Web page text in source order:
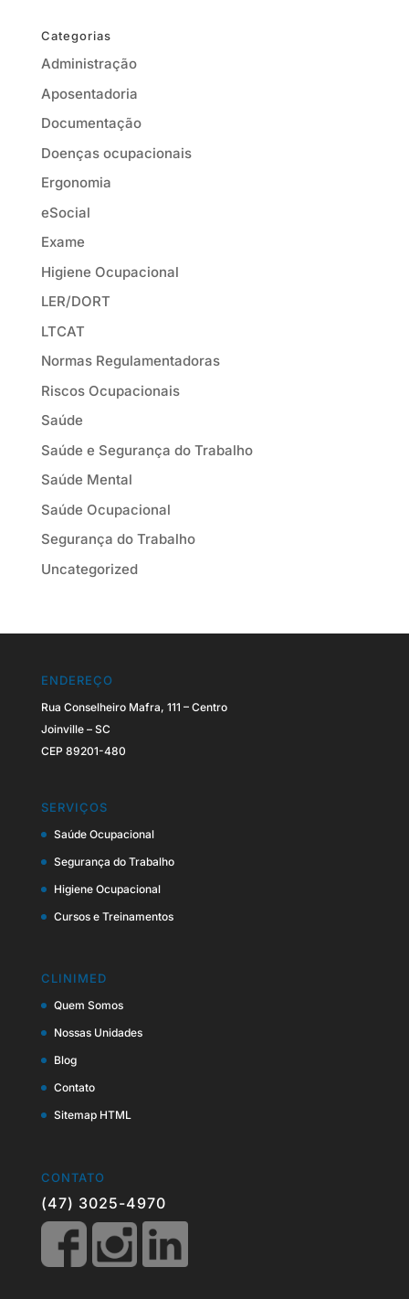
Categorias
Administração
Aposentadoria
Documentação
Doenças ocupacionais
Ergonomia
eSocial
Exame
Higiene Ocupacional
LER/DORT
LTCAT
Normas Regulamentadoras
Riscos Ocupacionais
Saúde
Saúde e Segurança do Trabalho
Saúde Mental
Saúde Ocupacional
Segurança do Trabalho
Uncategorized
ENDEREÇO
Rua Conselheiro Mafra, 111 – Centro
Joinville – SC
CEP 89201-480
SERVIÇOS
Saúde Ocupacional
Segurança do Trabalho
Higiene Ocupacional
Cursos e Treinamentos
CLINIMED
Quem Somos
Nossas Unidades
Blog
Contato
Sitemap HTML
CONTATO
(47) 3025-4970